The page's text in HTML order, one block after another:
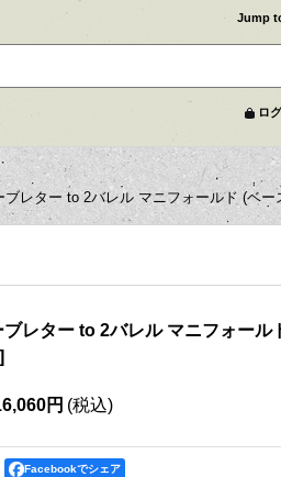
Jump
ロ
ブレター to 2バレル マニフォールド (ベー
レター to 2バレル マニフォール
円 (税込)
Facebookでシェア